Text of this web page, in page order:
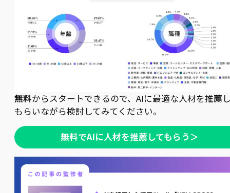
無料からスタートできるので、AIに最適な人材を推薦
もらいながら検討してみてください。
無料でAIに人材を推薦してもらう＞